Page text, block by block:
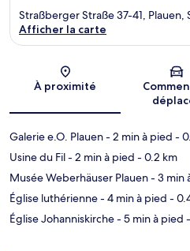
Straßberger Straße 37-41, Plauen,
Afficher la carte
À proximité
Galerie e.O. Plauen- 2 min à pied -
Usine du Fil- 2 min à pied - 0.2 km
Musée Weberhäuser Plauen- 3 min
Église luthérienne- 4 min à pied -
Église Johanniskirche- 5 min à pied